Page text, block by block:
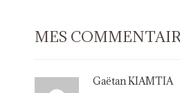
MES
Gaëtan KIAMTIA